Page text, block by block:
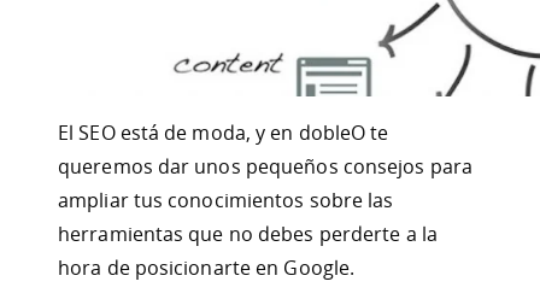
El SEO está de moda, y en dobleO te
queremos dar unos pequeños consejos para
ampliar tus conocimientos sobre las
herramientas que no debes perderte a la
hora de posicionarte en Google.